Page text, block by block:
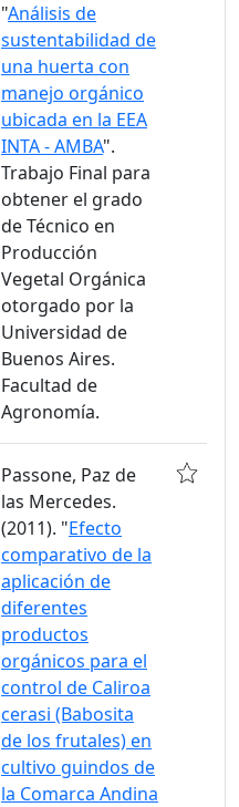
"Análisis de
sustentabilidad de
una huerta con
manejo orgánico
ubicada en la EEA
INTA - AMBA".
Trabajo Final para
obtener el grado
de Técnico en
Producción
Vegetal Orgánica
otorgado por la
Universidad de
Buenos Aires.
Facultad de
Agronomía.
Passone, Paz de
las Mercedes.
(2011). "Efecto
comparativo de la
aplicación de
diferentes
productos
orgánicos para el
control de Caliroa
cerasi (Babosita
de los frutales) en
cultivo guindos de
la Comarca Andina